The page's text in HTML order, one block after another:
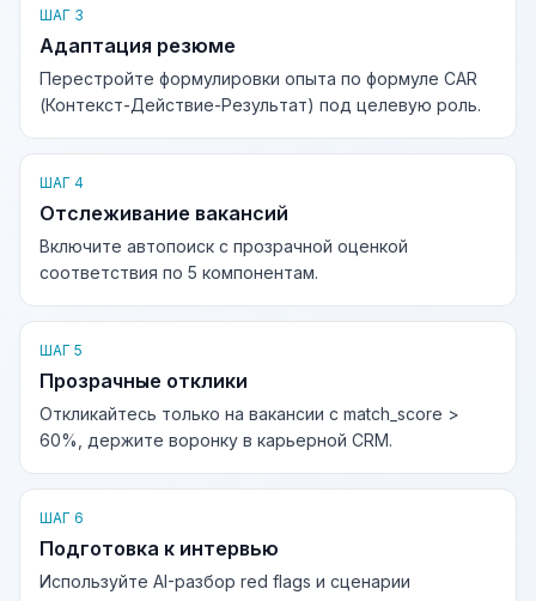
ШАГ 3
Адаптация резюме
Перестройте формулировки опыта по формуле CAR
(Контекст-Действие-Результат) под целевую роль.
ШАГ 4
Отслеживание вакансий
Включите автопоиск с прозрачной оценкой
соответствия по 5 компонентам.
ШАГ 5
Прозрачные отклики
Откликайтесь только на вакансии с match_score >
60%, держите воронку в карьерной CRM.
ШАГ 6
Подготовка к интервью
Используйте AI-разбор red flags и сценарии